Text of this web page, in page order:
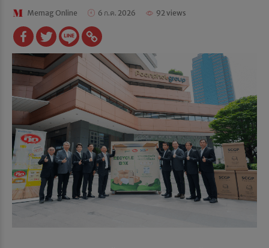
Memag Online 6 ก.ค. 2026 92 views